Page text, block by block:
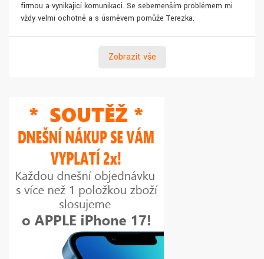
firmou a vynikající komunikaci. Se sebemenším problémem mi
vždy velmi ochotně a s úsměvem pomůže Terezka.
Zobrazit vše